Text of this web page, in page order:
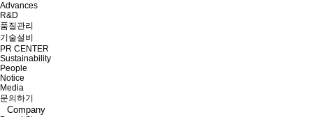
Advances
R&D
품질관리
기술설비
PR CENTER
Sustainability
People
Notice
Media
문의하기
Company